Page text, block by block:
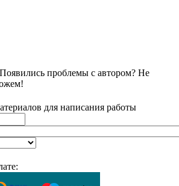
проблемы с автором? Не
для написания работы